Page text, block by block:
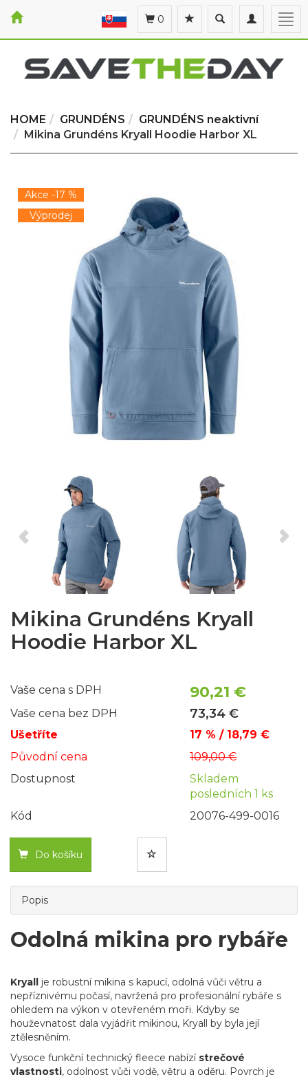
Toggle
navigation
Toggle
search
0
HOME GRUNDÉNS
GRUNDÉNS neaktivní
Mikina Grundéns Kryall Hoodie Harbor XL
Akce -17 %
Výprodej
Mikina Grundéns Kryall
Hoodie Harbor XL
Vaše cena s DPH 90,21 €
Vaše cena bez DPH 73,34 €
Ušetříte
17 % / 18,79 €
Původní cena
109,00 €
Dostupnost
Skladem
posledních 1 ks
Kód
20076-499-0016
Do košíku
Popis
Odolná mikina pro rybáře
Kryall je robustní mikina s kapucí, odolná vůči větru a
nepříznivému počasí, navržená pro profesionální rybáře s
ohledem na výkon v otevřeném moři. Kdyby se
houževnatost dala vyjádřit mikinou, Kryall by byla její
ztělesněním.
Vysoce funkční technický fleece nabízí strečové
vlastnosti, odolnost vůči vodě, větru a oděru. Povrch je